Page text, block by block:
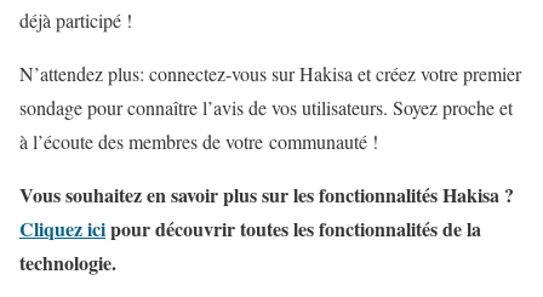
déjà participé !
N’attendez plus: connectez-vous sur Hakisa et créez votre premier
sondage pour connaître l’avis de vos utilisateurs. Soyez proche et
à l’écoute des membres de votre communauté !
Vous souhaitez en savoir plus sur les fonctionnalités Hakisa ?
Cliquez icipour découvrir toutes les fonctionnalités de la
technologie.